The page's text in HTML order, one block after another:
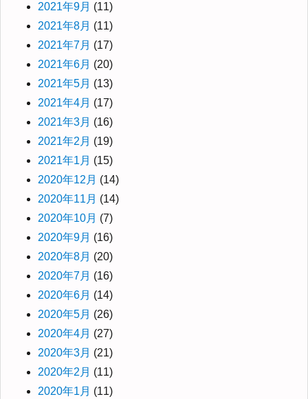
2021年9月 (11)
2021年8月 (11)
2021年7月 (17)
2021年6月 (20)
2021年5月 (13)
2021年4月 (17)
2021年3月 (16)
2021年2月 (19)
2021年1月 (15)
2020年12月 (14)
2020年11月 (14)
2020年10月 (7)
2020年9月 (16)
2020年8月 (20)
2020年7月 (16)
2020年6月 (14)
2020年5月 (26)
2020年4月 (27)
2020年3月 (21)
2020年2月 (11)
2020年1月 (11)